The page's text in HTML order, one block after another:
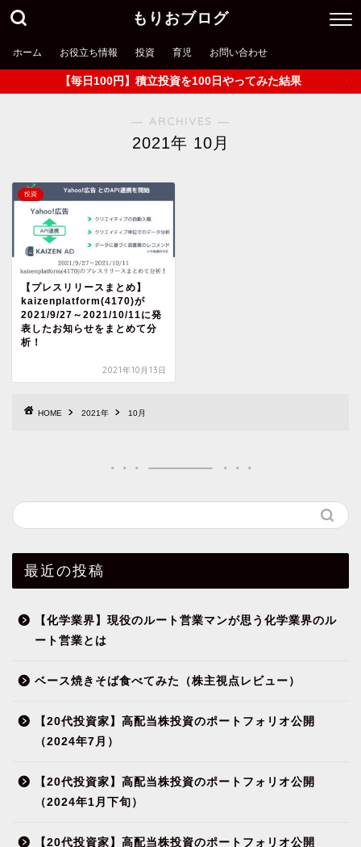
もりおブログ
ホーム お役立ち情報 投資 育児 お問い合わせ
【毎日100円】積立投資を100日やってみた結果
― ARCHIVES ―
2021年 10月
投資
【プレスリリースまとめ】
kaizenplatform(4170)が
2021/9/27～2021/10/11に発
表したお知らせをまとめて分
析！
2021年10月13日
HOME 2021年 10月
最近の投稿
【化学業界】現役のルート営業マンが思う化学業界のル
ート営業とは
ベース焼きそば食べてみた（株主視点レビュー）
【20代投資家】高配当株投資のポートフォリオ公開
（2024年7月）
【20代投資家】高配当株投資のポートフォリオ公開
（2024年1月下旬）
【20代投資家】高配当株投資のポートフォリオ公開